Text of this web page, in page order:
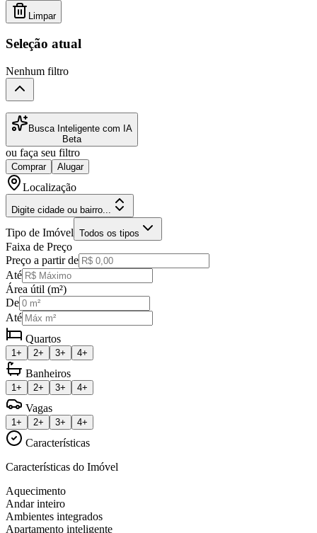
Limpar
Seleção atual
Nenhum filtro
Busca Inteligente com IA
Beta
ou faça seu filtro
Comprar Alugar
Localização
Digite cidade ou bairro...
Tipo de Imóvel Todos os tipos
Faixa de Preço
Preço a partir de
Até
Área útil (m²)
De
Até
Quartos
1+ 2+ 3+ 4+
Banheiros
1+ 2+ 3+ 4+
Vagas
1+ 2+ 3+ 4+
Características
Características do Imóvel
Aquecimento
Andar inteiro
Ambientes integrados
Apartamento inteligente